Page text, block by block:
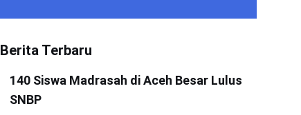
Berita Terbaru
140 Siswa Madrasah di Aceh Besar Lulus
SNBP